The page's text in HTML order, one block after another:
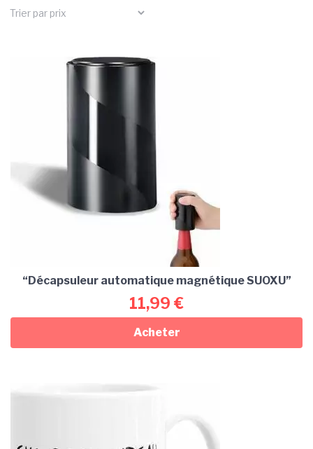
“Décapsuleur automatique magnétique SUOXU”
11,99 €
Acheter